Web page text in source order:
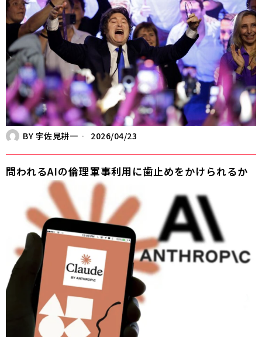
BY 宇佐見耕一 2026/04/23
問われるAIの倫理――軍事利用に歯止めをかけられるか